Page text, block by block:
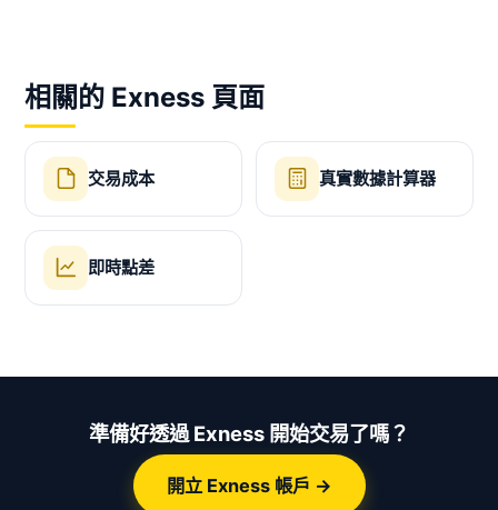
相關的 Exness 頁面
交易成本 真實數據計算器
即時點差
準備好透過 Exness 開始交易了嗎？
開立 Exness 帳戶 →